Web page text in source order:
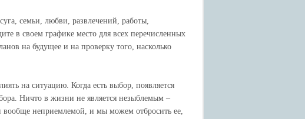
семьи, любви, развлечений, работы,
в своем графике место для всех перечисленных
на будущее и на проверку того, насколько
на ситуацию. Когда есть выбор, появляется
Ничто в жизни не является незыблемым –
вообще неприемлемой, и мы можем отбросить ее,